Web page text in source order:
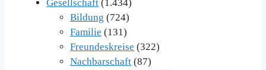
Gesellschaft (1.434)
Bildung (724)
Familie (131)
Freundeskreise (322)
Nachbarschaft (87)